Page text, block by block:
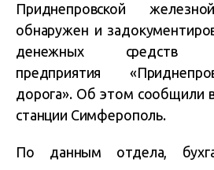
Приднепровской
обнаружен и
денежных средств
предприятия
дорога». Об этом сообщили
станции Симферополь.
По данным отдела,